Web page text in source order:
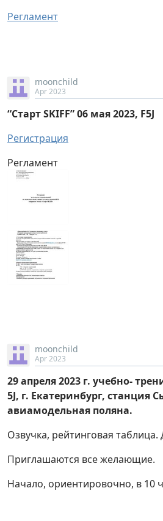
Регламент
moonchild
Apr 2023
“Старт SKIFF” 06 мая 2023, F5J
Регистрация
Регламент
moonchild
Apr 2023
29 апреля 2023 г. учебно-
5J, г. Екатеринбург, станция
авиамодельная поляна.
Озвучка, рейтинговая
Приглашаются все желающие.
Начало, ориентировочно, в 10